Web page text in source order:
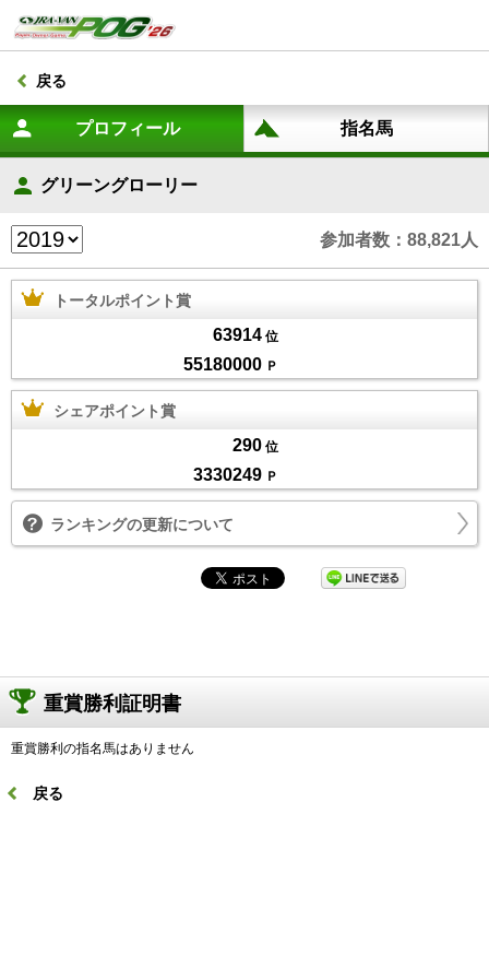
戻る
グリーングローリー
参加者数：88,821人
トータルポイント賞
63914 位
55180000 Ｐ
シェアポイント賞
290 位
3330249 Ｐ
ランキングの更新について
重賞勝利証明書
重賞勝利の指名馬はありません
戻る